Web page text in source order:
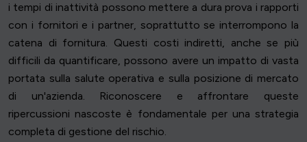
i tempi di inattività possono mettere a dura prova i rapporti
con i fornitori e i partner, soprattutto se interrompono la
catena di fornitura. Questi costi indiretti, anche se più
difficili da quantificare, possono avere un impatto di vasta
portata sulla salute operativa e sulla posizione di mercato
di un'azienda. Riconoscere e affrontare queste
ripercussioni nascoste è fondamentale per una strategia
completa di gestione del rischio.